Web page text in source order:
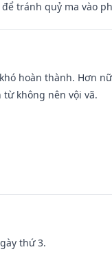
tránh quỷ ma vào
hoàn thành. Hơn
không nên vội vã.
thứ 3.